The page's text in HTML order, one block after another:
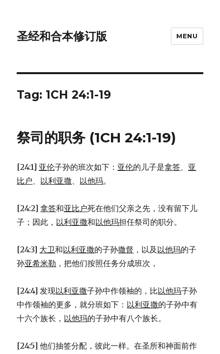
圣经和合本修订版 MENU
Tag: 1CH 24:1-19
祭司的职务 (1CH 24:1-19)
[24:1] 亚伦子孙的班次如下： 亚伦的儿子是拿答、 亚
比户、 以利亚撒、 以他玛。
[24:2]拿答和亚比户死在他们父亲之先，没有留下儿
子；因此， 以利亚撒和以他玛担任祭司的职分。
[24:3] 大卫和以利亚撒的子孙撒督 ，以及 以他玛的子
孙亚希米勒 ，把他们按照任务分成班次，
[24:4] 发现以利亚撒子孙中作领袖的，比以他玛子孙
中作领袖的更多，就分班如下： 以利亚撒的子孙中有
十六个族长， 以他玛的子孙中有八个族长。
[24:5] 他们抽签分配，彼此一样。在圣所和神面前作